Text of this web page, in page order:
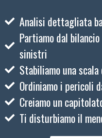
Analisi dettagliata
Partiamo dal
sinistri
Stabiliamo una
Ordiniamo i pericoli
Creiamo un
Ti disturbiamo il